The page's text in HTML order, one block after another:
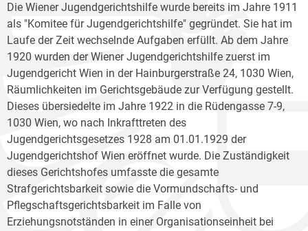
Die Wiener Jugendgerichtshilfe wurde bereits im Jahre 1911
als "Komitee für Jugendgerichtshilfe" gegründet. Sie hat im
Laufe der Zeit wechselnde Aufgaben erfüllt. Ab dem Jahre
1920 wurden der Wiener Jugendgerichtshilfe zuerst im
Jugendgericht Wien in der Hainburgerstraße 24, 1030 Wien,
Räumlichkeiten im Gerichtsgebäude zur Verfügung gestellt.
Dieses übersiedelte im Jahre 1922 in die Rüdengasse 7-9,
1030 Wien, wo nach Inkrafttreten des
Jugendgerichtsgesetzes 1928 am 01.01.1929 der
Jugendgerichtshof Wien eröffnet wurde. Die Zuständigkeit
dieses Gerichtshofes umfasste die gesamte
Strafgerichtsbarkeit sowie die Vormundschafts- und
Pflegschaftsgerichtsbarkeit im Falle von
Erziehungsnotständen in einer Organisationseinheit bei